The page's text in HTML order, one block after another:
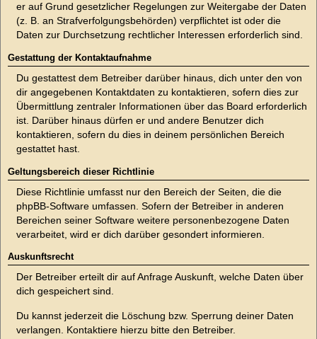
er auf Grund gesetzlicher Regelungen zur Weitergabe der Daten
(z. B. an Strafverfolgungsbehörden) verpflichtet ist oder die
Daten zur Durchsetzung rechtlicher Interessen erforderlich sind.
Gestattung der Kontaktaufnahme
Du gestattest dem Betreiber darüber hinaus, dich unter den von
dir angegebenen Kontaktdaten zu kontaktieren, sofern dies zur
Übermittlung zentraler Informationen über das Board erforderlich
ist. Darüber hinaus dürfen er und andere Benutzer dich
kontaktieren, sofern du dies in deinem persönlichen Bereich
gestattet hast.
Geltungsbereich dieser Richtlinie
Diese Richtlinie umfasst nur den Bereich der Seiten, die die
phpBB-Software umfassen. Sofern der Betreiber in anderen
Bereichen seiner Software weitere personenbezogene Daten
verarbeitet, wird er dich darüber gesondert informieren.
Auskunftsrecht
Der Betreiber erteilt dir auf Anfrage Auskunft, welche Daten über
dich gespeichert sind.
Du kannst jederzeit die Löschung bzw. Sperrung deiner Daten
verlangen. Kontaktiere hierzu bitte den Betreiber.